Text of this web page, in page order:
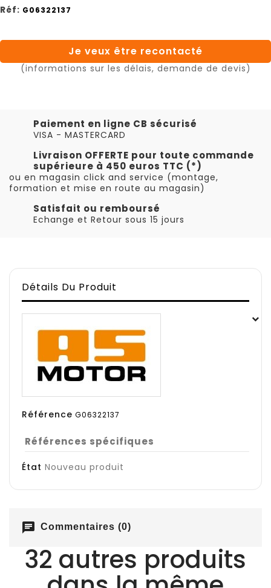
Réf: G06322137
Je veux être recontacté
(informations sur les délais, demande de devis)
Paiement en ligne CB sécurisé
VISA - MASTERCARD
Livraison OFFERTE pour toute commande
supérieure à 450 euros TTC (*)
ou en magasin click and service (montage,
formation et mise en route au magasin)
Satisfait ou remboursé
Echange et Retour sous 15 jours
Détails Du Produit
Référence G06322137
Références spécifiques
État Nouveau produit
chat Commentaires (0)
32 autres produits